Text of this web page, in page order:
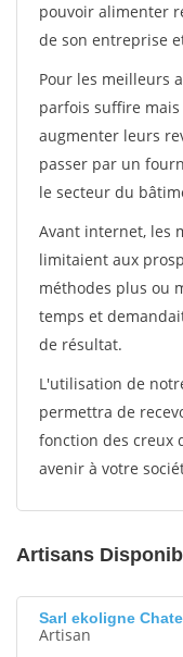
pouvoir alimenter
de son entreprise
Pour les meilleurs
parfois suffire
augmenter leurs
passer par un
le secteur du
Avant internet, les
limitaient aux
méthodes plus ou
temps et
de résultat.
L'utilisation de
permettra de
fonction des creux
avenir à votre
Artisans
Sarl ekoligne
Artisan